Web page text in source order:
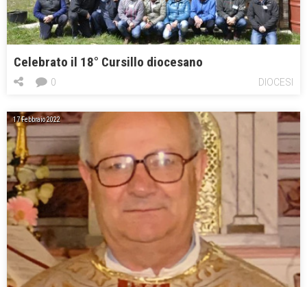
Celebrato il 18° Cursillo diocesano
DIOCESI
0
17 Febbraio 2022